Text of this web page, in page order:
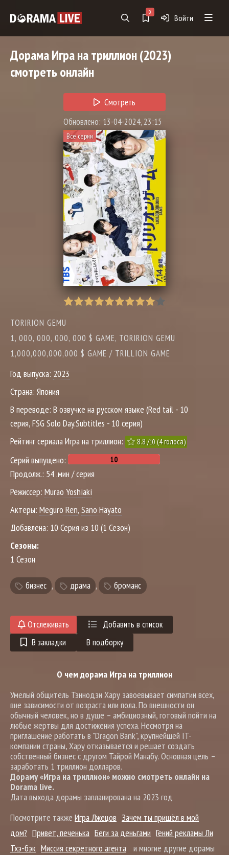
0
Войти
ДорамаИгра на триллион(2023)
смотреть онлайн
Смотреть
Обновлено: 13-04-2024, 23:15
Все серии
TORIRION GEMU
1, 000, 000, 000, 000 $ GAME, TORIRION GEMU
1,000,000,000,000 $ GAME / TRILLION GAME
Год выпуска: 2023
Страна: Япония
В переводе: В озвучке на русском языке (Red tail - 10
серия, FSG Solo Day.Subtitles - 10 серия)
Рейтинг сериала Игра на триллион:
8.8/10(4голоса)
Серий выпущено:
Продолж.: 54 .мин / серия
Режиссер: Murao Yoshiaki
Актеры: Meguro Ren,Sano Hayato
Добавлена: 10 Серия из 10 (1 Сезон)
Сезоны:
1 Сезон
бизнес , драма , броманс
Отслеживать
Добавить в список
В закладки
В подборку
О чем дорама Игра на триллион
Умелый общитель Тэннодзи Хару завоевывает симпатии всех,
вне зависимости от возраста или пола. По внешности он
обычный человек, но в душе – амбициозный, готовый пойти на
любые жертвы для достижения успеха. Несмотря на
приглашение работать в "Dragon Bank", крупнейшей IT-
компании страны, Хару отказывается и решает создать
собственный бизнес с другом Тайрой Манабу. Основная цель –
заработать 1 триллион долларов.
Дораму «Игра на триллион» можно смотреть онлайн на
Dorama live.
Дата выхода дорамы запланирована на 2023 год
Посмотрите также Игра Лжецов Зачем ты пришёл в мой
дом? Привет, печенька Беги за деньгами Гений рекламы Ли
Тхэ-бэк Миссия секретного агента
и многие другие дорамы